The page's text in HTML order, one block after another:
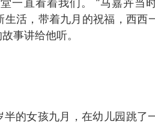
活，带着九月的祝福，西西
事讲给他听。
的女孩九月，在幼儿园跳了